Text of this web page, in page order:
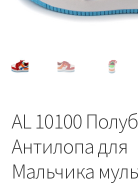
AL 10100
Антилопа для
Мальчика